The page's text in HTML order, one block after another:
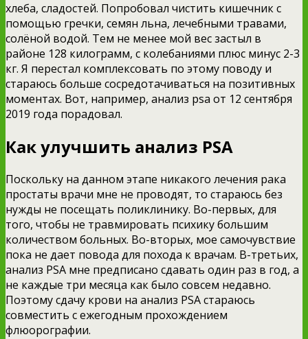
хлеба, сладостей. Попробовал чистить кишечник с
помощью гречки, семян льна, лечебными травами,
солёной водой. Тем не менее мой вес застыл в
районе 128 килограмм, с колебаниями плюс минус 2-3
кг. Я перестал комплексовать по этому поводу и
стараюсь больше сосредотачиваться на позитивных
моментах. Вот, например, анализ psa от 12 сентября
2019 года порадовал.
Как улучшить анализ PSA
Поскольку на данном этапе никакого лечения рака
простаты врачи мне не проводят, то стараюсь без
нужды не посещать поликлинику. Во-первых, для
того, чтобы не травмировать психику большим
количеством больных. Во-вторых, мое самочувствие
пока не дает повода для похода к врачам. В-третьих,
анализ PSA мне предписано сдавать один раз в год, а
не каждые три месяца как было совсем недавно.
Поэтому сдачу крови на анализ PSA стараюсь
совместить с ежегодным прохождением
флюорографии.